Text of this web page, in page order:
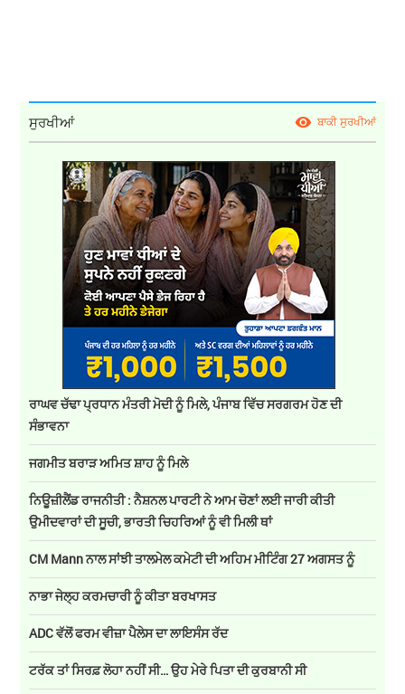
ਸੁਰਖੀਆਂ ਬਾਕੀ ਸੁਰਖੀਆਂ
ਰਾਘਵ ਚੱਢਾ ਪ੍ਰਧਾਨ ਮੰਤਰੀ ਮੋਦੀ ਨੂੰ ਮਿਲੇ, ਪੰਜਾਬ ਵਿੱਚ ਸਰਗਰਮ ਹੋਣ ਦੀ
ਸੰਭਾਵਨਾ
ਜਗਮੀਤ ਬਰਾੜ ਅਮਿਤ ਸ਼ਾਹ ਨੂੰ ਮਿਲੇ
ਨਿਊਜ਼ੀਲੈਂਡ ਰਾਜਨੀਤੀ : ਨੈਸ਼ਨਲ ਪਾਰਟੀ ਨੇ ਆਮ ਚੋਣਾਂ ਲਈ ਜਾਰੀ ਕੀਤੀ
ਉਮੀਦਵਾਰਾਂ ਦੀ ਸੂਚੀ, ਭਾਰਤੀ ਚਿਹਰਿਆਂ ਨੂੰ ਵੀ ਮਿਲੀ ਥਾਂ
CM Mann ਨਾਲ ਸਾਂਝੀ ਤਾਲਮੇਲ ਕਮੇਟੀ ਦੀ ਅਹਿਮ ਮੀਟਿੰਗ 27 ਅਗਸਤ ਨੂੰ
ਨਾਭਾ ਜੇਲ੍ਹ ਕਰਮਚਾਰੀ ਨੂੰ ਕੀਤਾ ਬਰਖਾਸਤ
ADC ਵੱਲੋਂ ਫਰਮ ਵੀਜ਼ਾ ਪੈਲੇਸ ਦਾ ਲਾਇਸੰਸ ਰੱਦ
ਟਰੱਕ ਤਾਂ ਸਿਰਫ਼ ਲੋਹਾ ਨਹੀਂ ਸੀ… ਉਹ ਮੇਰੇ ਪਿਤਾ ਦੀ ਕੁਰਬਾਨੀ ਸੀ